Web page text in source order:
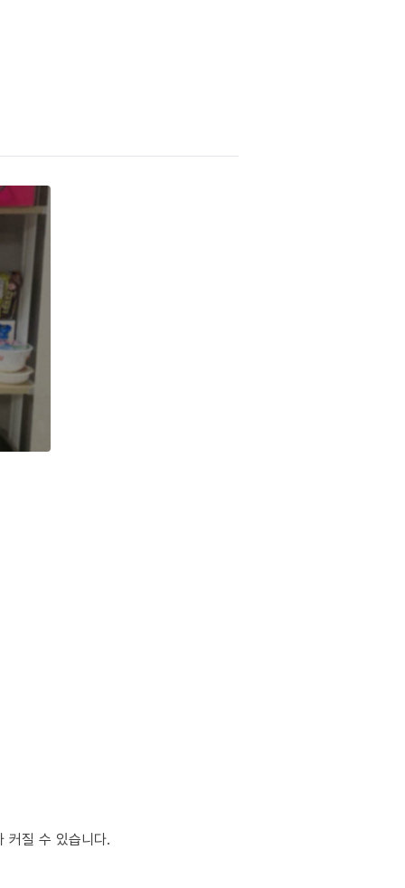
커질 수 있습니다.